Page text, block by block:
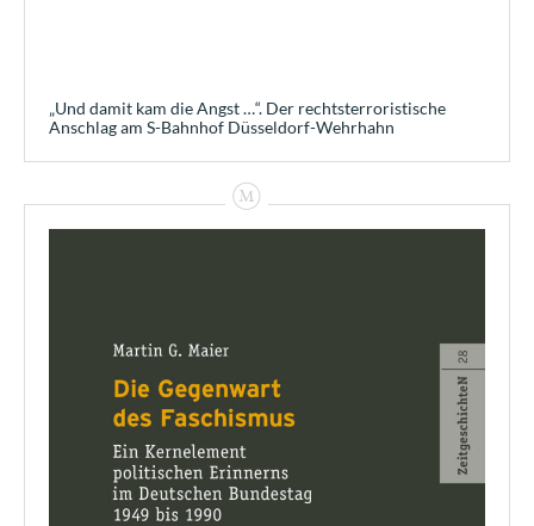
„Und damit kam die Angst …“. Der rechtsterroristische
Anschlag am S-Bahnhof Düsseldorf-Wehrhahn